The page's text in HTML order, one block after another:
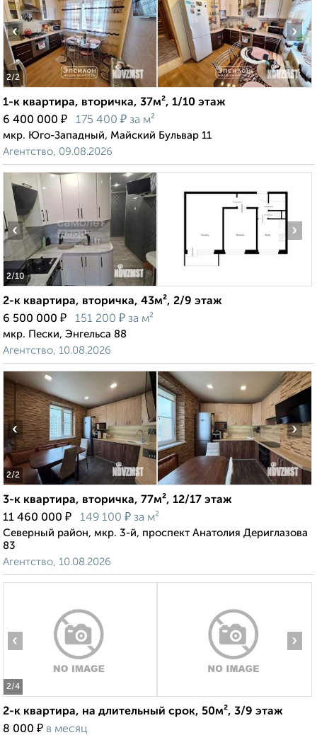
2/2
‹ ›
1-к квартира, вторичка, 37м², 1/10 этаж
6 400 000 ₽ 175 400 ₽ за м²
мкр. Юго-Западный, Майский Бульвар 11
Агентство, 09.08.2026
2/10
‹ ›
2-к квартира, вторичка, 43м², 2/9 этаж
6 500 000 ₽ 151 200 ₽ за м²
мкр. Пески, Энгельса 88
Агентство, 10.08.2026
2/2
‹ ›
3-к квартира, вторичка, 77м², 12/17 этаж
11 460 000 ₽ 149 100 ₽ за м²
Северный район, мкр. 3-й, проспект Анатолия Дериглазова
83
Агентство, 10.08.2026
2/4
‹ ›
2-к квартира, на длительный срок, 50м², 3/9 этаж
8 000 ₽ в месяц